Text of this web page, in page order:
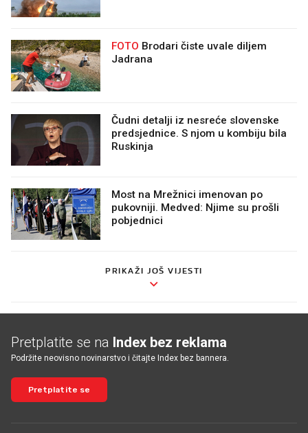
FOTO
Jadrana
Čudni detalji iz nesreće slovenske
predsjednice. S njom u kombiju bila
Ruskinja
Most na Mrežnici imenovan po
pukovniji. Medved: Njime su prošli
pobjednici
PRIKAŽI JOŠ VIJESTI
Pretplatite se na Index bez reklama
Podržite neovisno novinarstvo i čitajte Index bez bannera.
Pretplatite se